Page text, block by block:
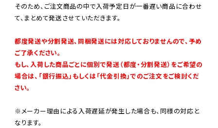
そのため、ご注文商品の中で入荷予定日が一番遅い商品に合わせ
て、まとめて発送させていただきます。
都度発送や分割発送、同梱発送には対応しておりませんので、予め
ご了承ください。
もし、入荷した商品ごとに個別で発送（都度・分割発送）をご希望の
場合は、「銀行振込」もしくは「代金引換」でのご注文をご検討くだ
さい。
※メーカー理由による入荷遅延が発生した場合も、同様の対応と
なります。